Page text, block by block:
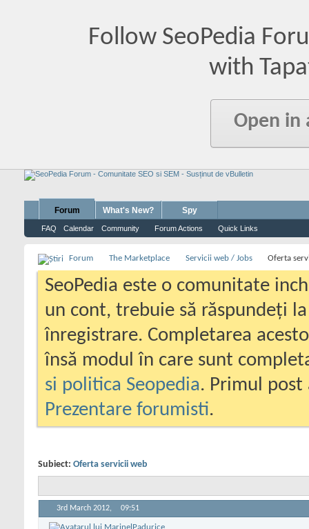
Follow SeoPedia
with
Open in
Forum
FAQ Calendar Community Forum Actions Quick Links
What's New? Spy
Forum The Marketplace Servicii web / Jobs Oferta
SeoPedia este o comunitate
un cont, trebuie să răspundeți
înregistrare. Completarea
însă modul în care sunt
si politica Seopedia. Primul
Prezentare forumisti.
Subiect: Oferta servicii web
3rd March 2012, 09:51